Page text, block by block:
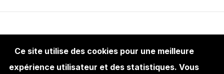
Conditions d'utilisation Mentions légales
Presse
Ce site utilise des cookies pour une meilleure
expérience utilisateur et des statistiques. Vous